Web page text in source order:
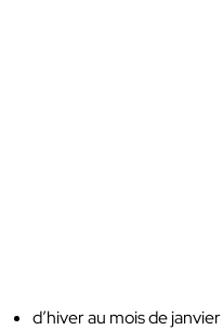
d’hiver au mois de janvier